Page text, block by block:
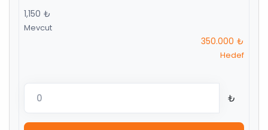
1,150 ₺
Mevcut
350.000 ₺
Hedef
₺